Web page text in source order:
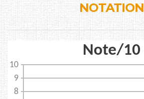
NOTATION